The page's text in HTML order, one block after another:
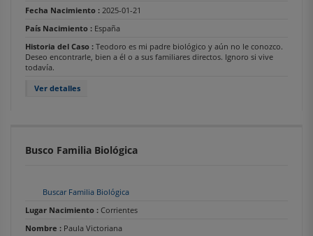
Fecha Nacimiento : 2025-01-21
País Nacimiento : España
Historia del Caso : Teodoro es mi padre biológico y aún no le conozco.
Deseo encontrarle, bien a él o a sus familiares directos. Ignoro si vive
todavía.
Ver detalles
Busco Familia Biológica
Buscar Familia Biológica
Lugar Nacimiento : Corrientes
Nombre : Paula Victoriana